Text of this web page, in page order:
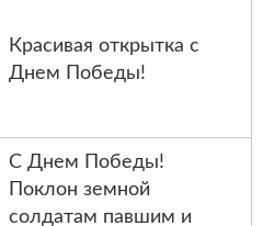
Красивая открытка с
Днем Победы!
С Днем Победы!
Поклон земной
солдатам павшим и